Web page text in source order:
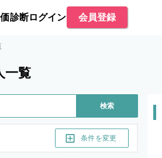
診断ログイン 会員登録
一覧
検索
条件を変更